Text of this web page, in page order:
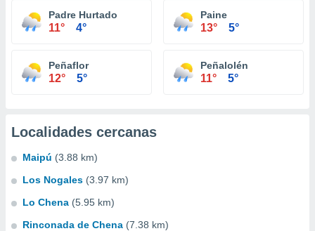
Padre Hurtado
11° 4°
Paine
13° 5°
Peñaflor
12° 5°
Peñalolén
11° 5°
Localidades cercanas
Maipú (3.88 km)
Los Nogales (3.97 km)
Lo Chena (5.95 km)
Rinconada de Chena (7.38 km)